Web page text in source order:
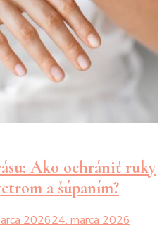
Ako ochrániť ruky
a šúpaním?
202624. marca 2026